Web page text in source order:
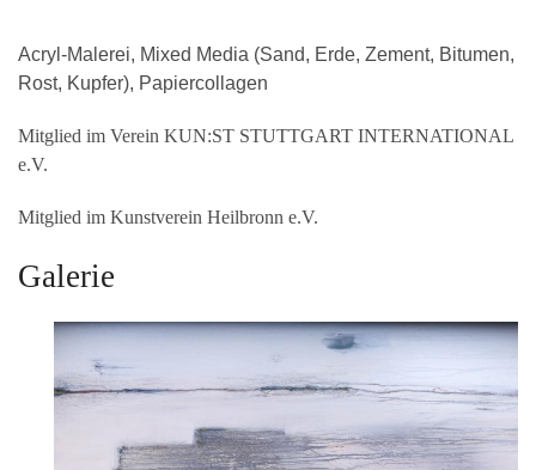
Acryl-Malerei, Mixed Media (Sand, Erde, Zement, Bitumen,
Rost, Kupfer), Papiercollagen
Mitglied im Verein KUN:ST STUTTGART INTERNATIONAL
e.V.
Mitglied im Kunstverein Heilbronn e.V.
Galerie